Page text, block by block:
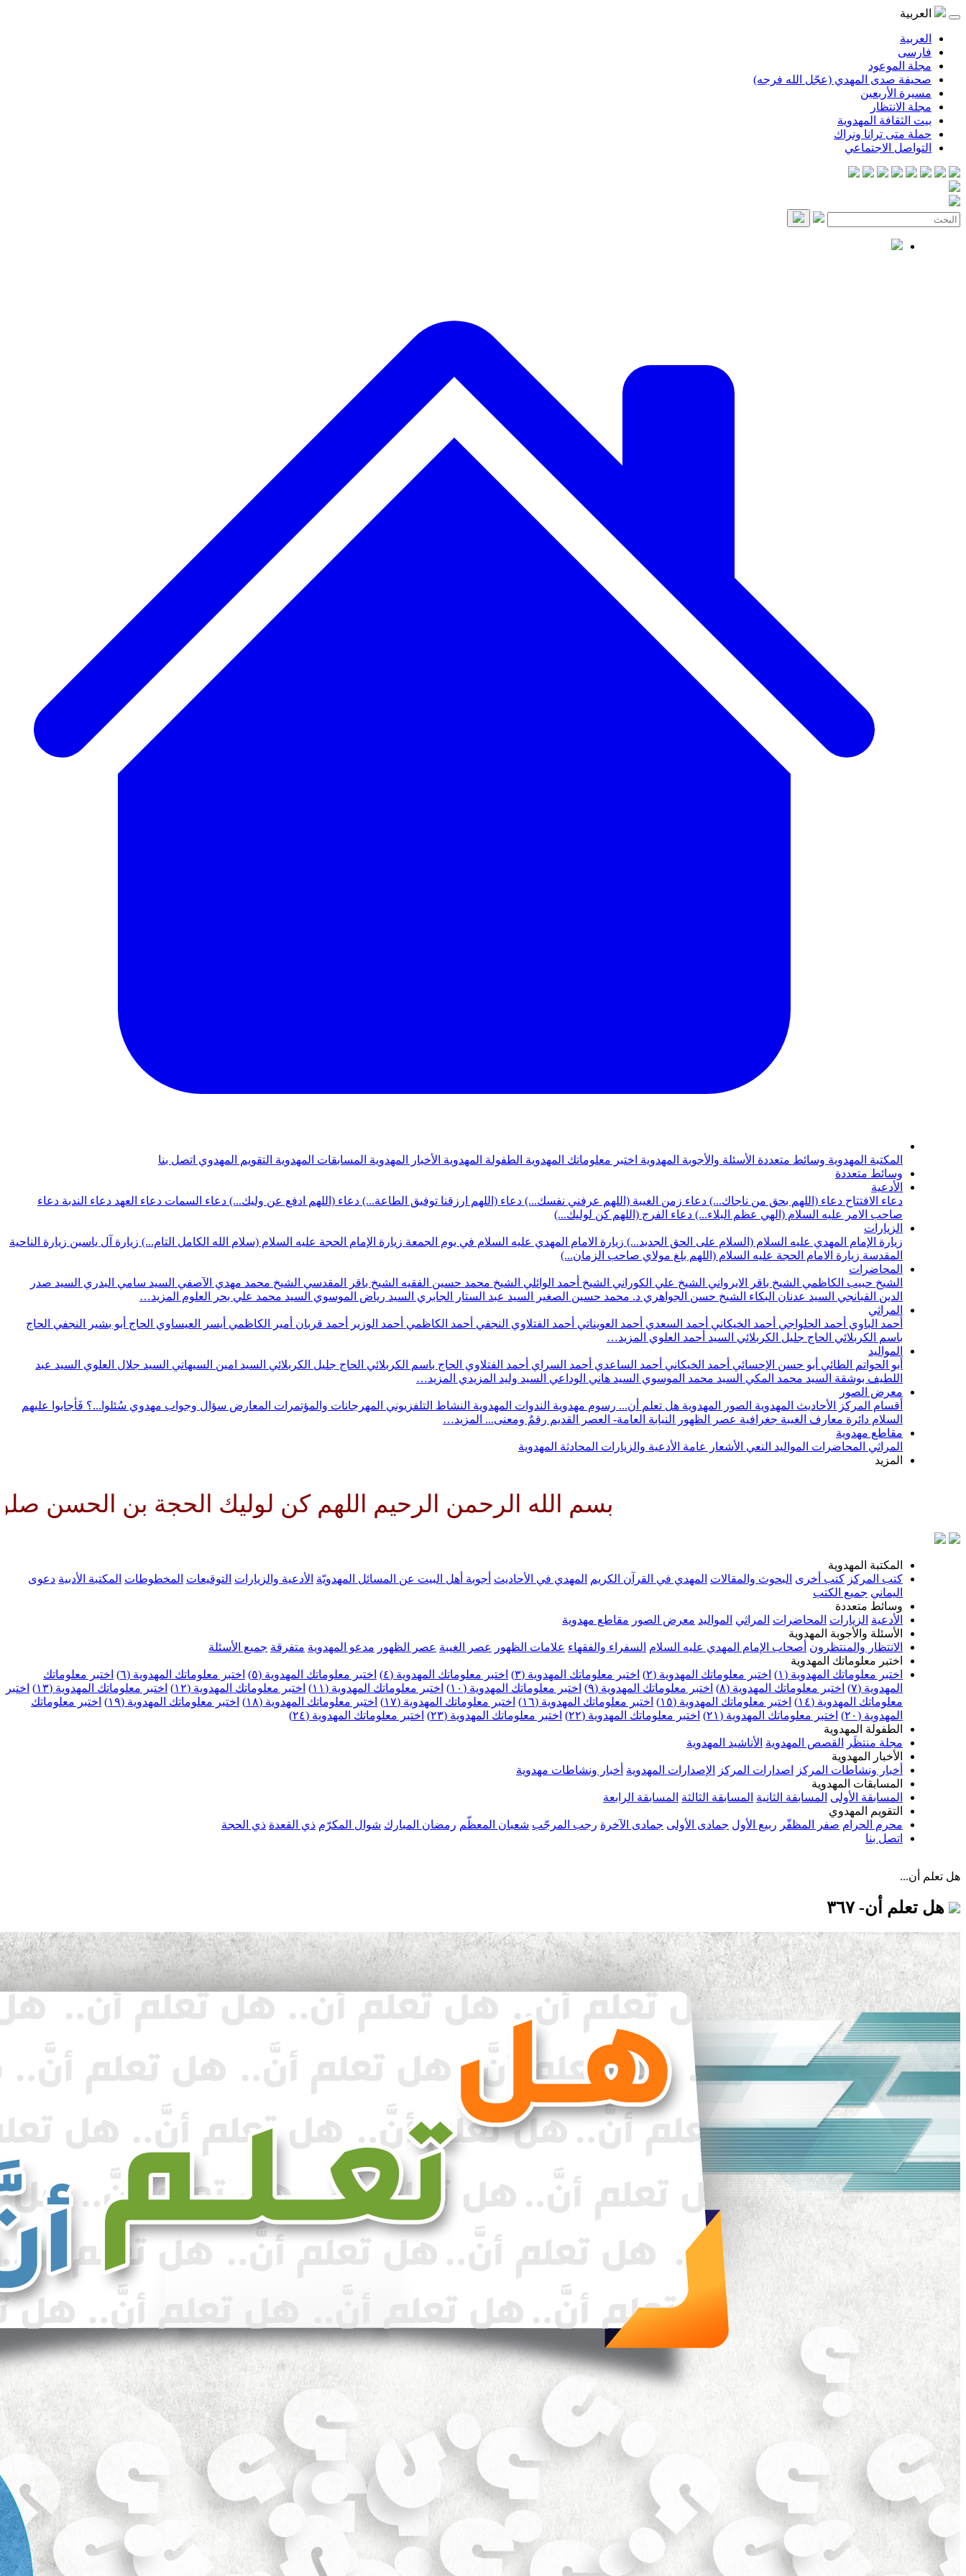
العربية
العربية
فارسی
مجلة الموعود
صحيفة صدى المهدي (عجّل الله فرجه)
مسيرة الأربعين
مجلة الانتظار
بيت الثقافة المهدوية
حملة متى ترانا ونراك
التواصل الاجتماعي
المكتبة المهدوية وسائط متعددة الأسئلة والأجوبة المهدوية اختبر معلوماتك المهدوية الطفولة المهدوية الأخبار المهدوية المسابقات المهدوية التقويم المهدوي اتصل بنا
وسائط متعددة
الأدعية
دعاء الافتتاح دعاء (اللهم بحق من ناجاك...) دعاء زمن الغيبة (اللهم عرفني نفسك...) دعاء (اللهم ارزقنا توفيق الطاعة...) دعاء (اللهم ادفع عن وليك...) دعاء السمات دعاء العهد دعاء الندبة دعاء
صاحب الامر عليه السلام (الهي عظم البلاء...) دعاء الفرج (اللهم كن لوليك...)
الزيارات
زيارة الإمام المهدي عليه السلام (السلام على الحق الجديد...) زيارة الامام المهدي عليه السلام في يوم الجمعة زيارة الإمام الحجة عليه السلام (سلام الله الكامل التام...) زيارة آل ياسين زيارة الناحية
المقدسة زيارة الامام الحجة عليه السلام (اللهم بلغ مولاي صاحب الزمان...)
المحاضرات
الشيخ حبيب الكاظمي الشيخ باقر الايرواني الشيخ علي الكوراني الشيخ أحمد الوائلي الشيخ محمد حسين الفقيه الشيخ باقر المقدسي الشيخ محمد مهدي الآصفي السيد سامي البدري السيد صدر
الدين القبانجي السيد عدنان البكاء الشيخ حسن الجواهري د. محمد حسين الصغير السيد عبد الستار الجابري السيد رياض الموسوي السيد محمد علي بحر العلوم المزيد…
المراثي
أحمد الباوي أحمد الحلواجي أحمد الخيكاني أحمد السعدي أحمد العويناتي أحمد الفتلاوي النجفي أحمد الكاظمي أحمد الوزير أحمد قربان أمير الكاظمي أيسر العيساوي الحاج أبو بشير النجفي الحاج
باسم الكربلائي الحاج جليل الكربلائي السيد أحمد العلوي المزيد…
المواليد
أبو الحواتم الطائي أبو حسن الإحسائي أحمد الخيكاني أحمد الساعدي أحمد السراي أحمد الفتلاوي الحاج باسم الكربلائي الحاج جليل الكربلائي السيد امين السيهاتي السيد جلال العلوي السيد عبد
اللطيف بوشقة السيد محمد المكي السيد محمد الموسوي السيد هاني الوداعي السيد وليد المزيدي المزيد…
معرض الصور
أقسام المركز
الأحاديث المهدوية الصور المهدوية هل تعلم أن... رسوم مهدوية الندوات المهدوية النشاط التلفزيوني المهرجانات والمؤتمرات المعارض سؤال وجواب مهدوي سُئلوا...؟ فَأجابوا عليهم
السلام دائرة معارف الغيبة جغرافية عصر الظهور النيابة العامة- العصر القديم رقمٌ ومعنى... المزيد…
مقاطع مهدوية
المراثي المحاضرات المواليد النعي الأشعار عامة الأدعية والزيارات المحادثة المهدوية
المزيد
بسم الله الرحمن الرحيم اللهم كن لوليك الحجة بن الحسن صلواتك عليه
المكتبة المهدوية
كتب المركز كتب أخرى البحوث والمقالات المهدي في القرآن الكريم المهدي في الأحاديث أجوبة أهل البيت عن المسائل المهدويّة الأدعية والزيارات التوقيعات المخطوطات المكتبة الأدبية دعوى
اليماني جميع الكتب
وسائط متعددة
الأدعية الزيارات المحاضرات المراثي المواليد معرض الصور مقاطع مهدوية
الأسئلة والأجوبة المهدوية
الانتظار والمنتظرون أصحاب الإمام المهدي عليه السلام السفراء والفقهاء علامات الظهور عصر الغيبة عصر الظهور مدعو المهدوية متفرقة جميع الأسئلة
اختبر معلوماتك المهدوية
اختبر معلوماتك المهدوية (١)
اختبر معلوماتك المهدوية (٢) اختبر معلوماتك المهدوية (٣) اختبر معلوماتك المهدوية (٤) اختبر معلوماتك المهدوية (٥) اختبر معلوماتك المهدوية (٦)
اختبر معلوماتك
المهدوية (٧)
اختبر معلوماتك المهدوية (٨) اختبر معلوماتك المهدوية (٩) اختبر معلوماتك المهدوية (١٠) اختبر معلوماتك المهدوية (١١) اختبر معلوماتك المهدوية (١٢) اختبر معلوماتك المهدوية (١٣)
اختبر
معلوماتك المهدوية (١٤)
اختبر معلوماتك المهدوية (١٥) اختبر معلوماتك المهدوية (١٦) اختبر معلوماتك المهدوية (١٧) اختبر معلوماتك المهدوية (١٨) اختبر معلوماتك المهدوية (١٩)
اختبر معلوماتك
المهدوية (٢٠)
اختبر معلوماتك المهدوية (٢١) اختبر معلوماتك المهدوية (٢٢) اختبر معلوماتك المهدوية (٢٣)
اختبر معلوماتك المهدوية (٢٤)
الطفولة المهدوية
مجلة منتظَر
القصص المهدوية الأناشيد المهدوية
الأخبار المهدوية
أخبار ونشاطات المركز
اصدارات المركز الإصدارات المهدوية أخبار ونشاطات مهدوية
المسابقات المهدوية
المسابقة الأولى المسابقة الثانية المسابقة الثالثة المسابقة الرابعة
التقويم المهدوي
محرم الحرام صفر المظفّر ربيع الأول جمادى الأولى جمادى الآخرة رجب المرجّب شعبان المعظّم رمضان المبارك شوال المكرّم ذي القعدة ذي الحجة
اتصل بنا
هل تعلم أن...
هل تعلم أن- ٣٦٧